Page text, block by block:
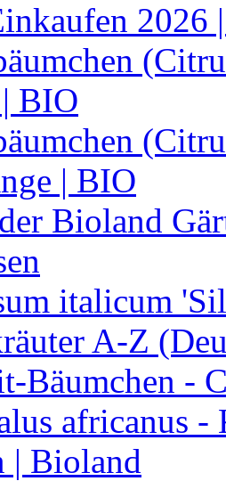
2026
BIO
| BIO
Bioland
italicum
A-Z
Bäumchen -
africanus
| Bioland